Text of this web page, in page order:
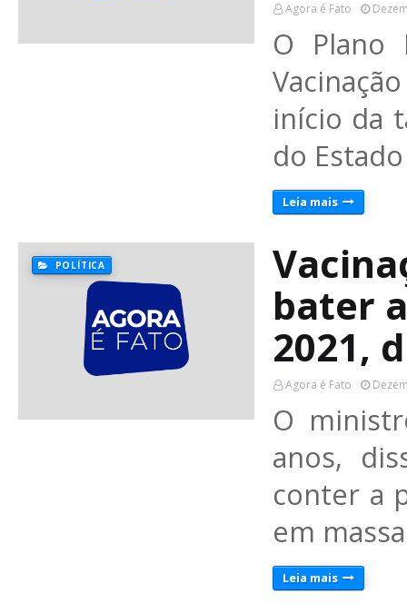
Agora é Fato
O Plano
início da
do
Leia mais
POLÍTICA
bater
2021,
Agora é Fato
O
anos,
conter a
em
Leia mais